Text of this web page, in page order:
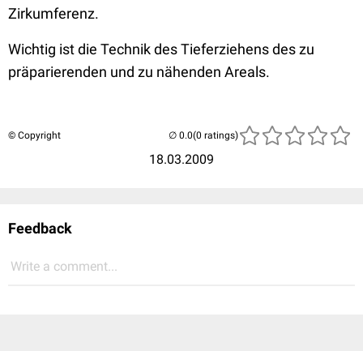
Zirkumferenz.
Wichtig ist die Technik des Tieferziehens des zu
präparierenden und zu nähenden Areals.
© Copyright
18.03.2009
(0 ratings)
Feedback
Write a comment...